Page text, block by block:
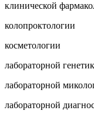
клинической
колопроктологии
косметологии
лабораторной
лабораторной
лабораторной